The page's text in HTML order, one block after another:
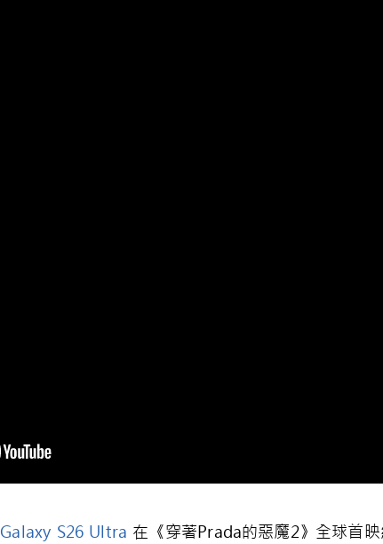
Galaxy S26 Ultra 在《穿著Prada的惡魔2》全球首